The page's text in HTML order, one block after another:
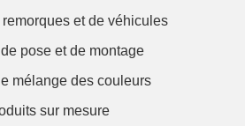
remorques et de véhicules
pose et de montage
mélange des couleurs
sur mesure